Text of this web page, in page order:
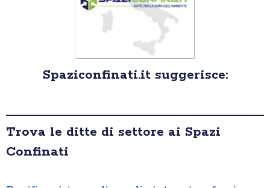
Spaziconfinati.it suggerisce:
Trova le ditte di settore ai Spazi
Confinati